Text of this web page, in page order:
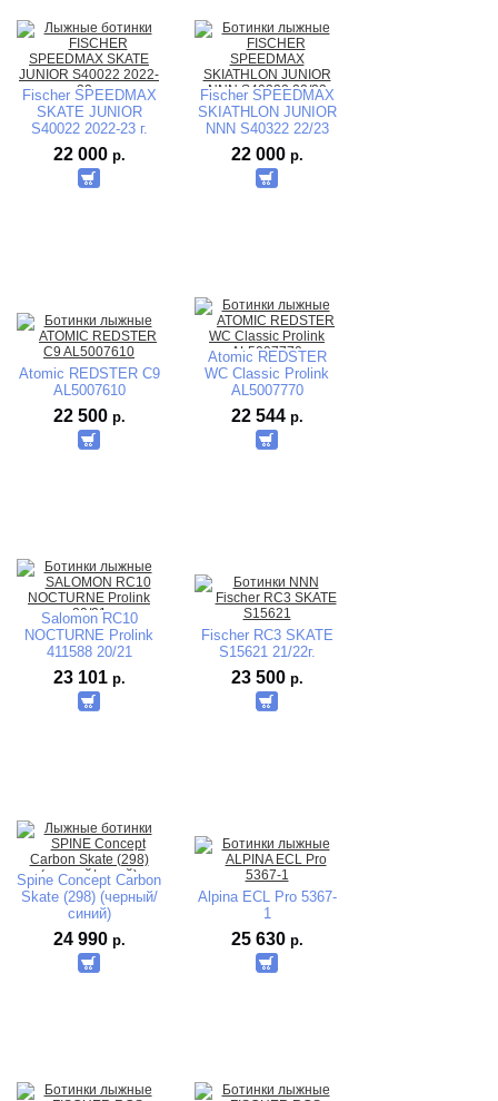
Fischer SPEEDMAX
SKATE JUNIOR
S40022 2022-23 г.
22 000 р.
Fischer SPEEDMAX
SKIATHLON JUNIOR
NNN S40322 22/23
22 000 р.
Atomic REDSTER C9
AL5007610
22 500 р.
Atomic REDSTER
WC Classic Prolink
AL5007770
22 544 р.
Salomon RC10
NOCTURNE Prolink
411588 20/21
23 101 р.
Fischer RC3 SKATE
S15621 21/22г.
23 500 р.
Spine Concept Carbon
Skate (298) (черный/
синий)
24 990 р.
Alpina ECL Pro 5367-
1
25 630 р.